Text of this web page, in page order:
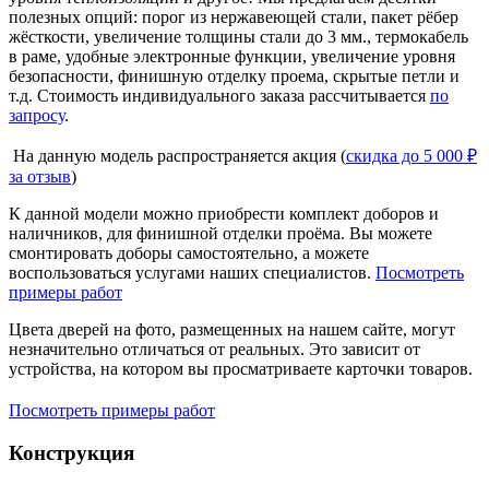
полезных опций: порог из нержавеющей стали, пакет рёбер
жёсткости, увеличение толщины стали до 3 мм., термокабель
в раме, удобные электронные функции, увеличение уровня
безопасности, финишную отделку проема, скрытые петли и
т.д. Стоимость индивидуального заказа рассчитывается по
запросу.
На данную модель распространяется акция (скидка до 5 000 ₽
за отзыв)
К данной модели можно приобрести комплект доборов и
наличников, для финишной отделки проёма. Вы можете
смонтировать доборы самостоятельно, а можете
воспользоваться услугами наших специалистов. Посмотреть
примеры работ
Цвета дверей на фото, размещенных на нашем сайте, могут
незначительно отличаться от реальных. Это зависит от
устройства, на котором вы просматриваете карточки товаров.
Посмотреть примеры работ
Конструкция